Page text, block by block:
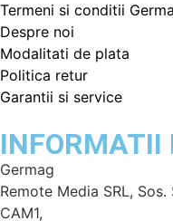
Termeni si conditii
Despre noi
Modalitati de plata
Politica retur
Garantii si service
INFORMATII
Germag
Remote Media SRL, Sos.
CAM1,